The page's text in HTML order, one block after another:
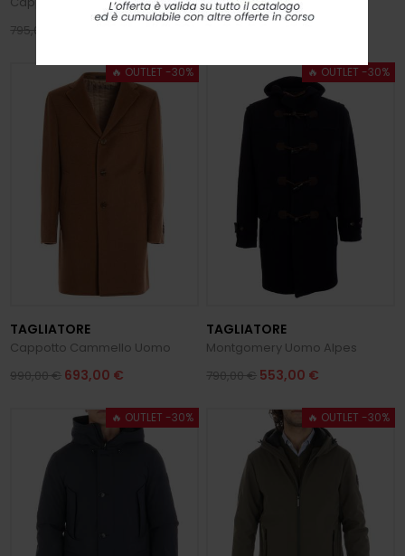
795,00 €
🔥 OUTLET -30%
TAGLIATORE
Cappotto Cammello Uomo
990,00 € 693,00 €
🔥 OUTLET -30%
TAGLIATORE
Montgomery Uomo Alpes
790,00 € 553,00 €
🔥 OUTLET -30% 🔥 OUTLET -30%